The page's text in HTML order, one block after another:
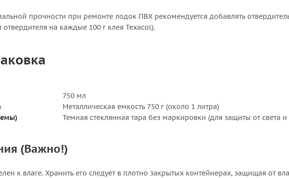
прочности при ремонте лодок ПВХ рекомендуется добавлять
на каждые 100 г клея Texacol).
750 мл
Металлическая емкость 750 г (около 1 литра)
Темная стеклянная тара без маркировки (для защиты от света и
(Важно!)
к влаге. Хранить его следует в плотно закрытых контейнерах, защищая от